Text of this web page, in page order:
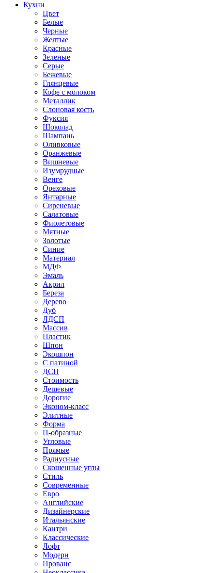
Кухни
Цвет
Белые
Черные
Желтые
Красные
Зеленые
Серые
Бежевые
Глянцевые
Кофе с молоком
Металлик
Слоновая кость
Фуксия
Шоколад
Шампань
Оливковые
Оранжевые
Вишневые
Изумрудные
Венге
Ореховые
Янтарные
Сиреневые
Салатовые
Фиолетовые
Мятные
Золотые
Синие
Материал
МДФ
Эмаль
Акрил
Береза
Дерево
Дуб
ЛДСП
Массив
Пластик
Шпон
Экошпон
С патиной
ДСП
Стоимость
Дешевые
Дорогие
Эконом-класс
Элитные
Форма
П-образные
Угловые
Прямые
Радиусные
Скошенные углы
Стиль
Современные
Евро
Английские
Дизайнерские
Итальянские
Кантри
Классические
Лофт
Модерн
Прованс